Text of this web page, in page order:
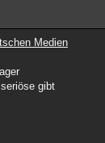
Medien
gibt